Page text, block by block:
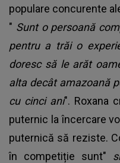
populare concurente
" Sunt o persoană
pentru a trăi o
doresc să le arăt
alta decât amazoană
cu cinci ani". Roxana
puternic la încercare
puternică să reziste.
în competiție sunt"